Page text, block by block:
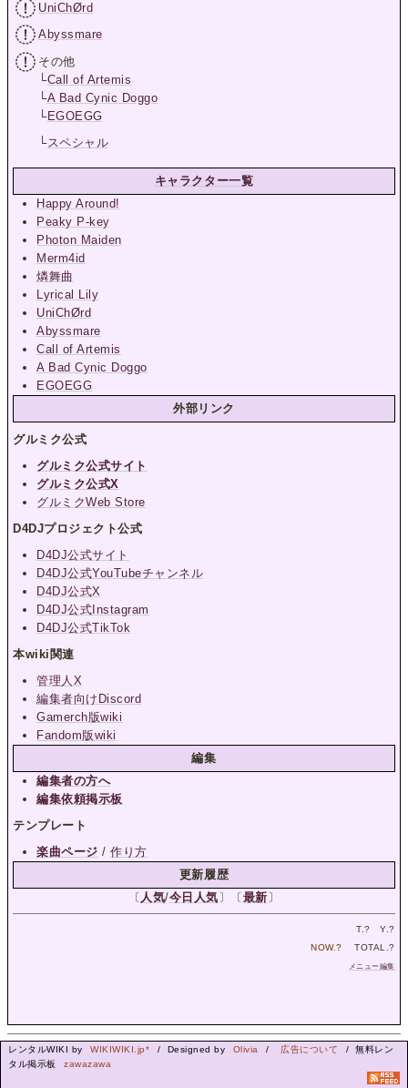
UniChØrd
Abyssmare
その他
└Call of Artemis
└A Bad Cynic Doggo
└EGOEGG
└スペシャル
キャラクター一覧
Happy Around!
Peaky P-key
Photon Maiden
Merm4id
燐舞曲
Lyrical Lily
UniChØrd
Abyssmare
Call of Artemis
A Bad Cynic Doggo
EGOEGG
外部リンク
グルミク公式
グルミク公式サイト
グルミク公式X
グルミクWeb Store
D4DJプロジェクト公式
D4DJ公式サイト
D4DJ公式YouTubeチャンネル
D4DJ公式X
D4DJ公式Instagram
D4DJ公式TikTok
本wiki関連
管理人X
編集者向けDiscord
Gamerch版wiki
Fandom版wiki
編集
編集者の方へ
編集依頼掲示板
テンプレート
楽曲ページ /作り方
更新履歴
〔 人気/今日人気 〕〔 最新 〕
T.? Y.?
NOW.? TOTAL.?
メニュー編集
レンタルWIKI by WIKIWIKI.jp* / Designed by Olivia / 広告について
/ 無料レン
タル掲示板
zawazawa